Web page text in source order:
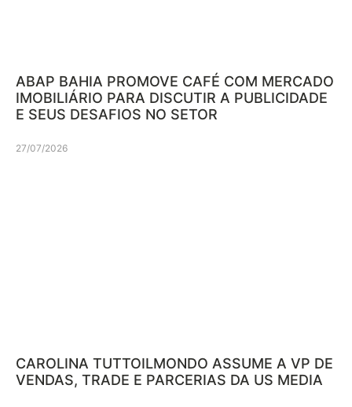
ABAP BAHIA PROMOVE CAFÉ COM MERCADO
IMOBILIÁRIO PARA DISCUTIR A PUBLICIDADE
E SEUS DESAFIOS NO SETOR
27/07/2026
CAROLINA TUTTOILMONDO ASSUME A VP DE
VENDAS, TRADE E PARCERIAS DA US MEDIA